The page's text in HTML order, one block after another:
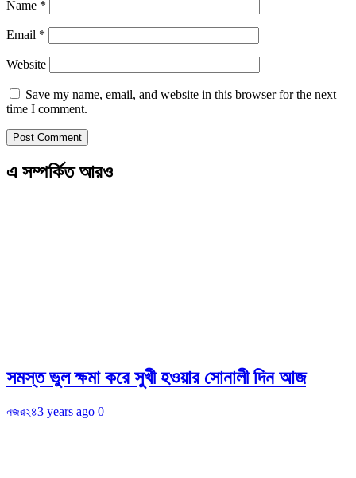
Name *
Email *
Website
Save my name, email, and website in this browser for the next
time I comment.
এ সম্পর্কিত আরও
সমস্ত ভুল ক্ষমা করে সুখী হওয়ার সোনালী দিন আজ
নজর২৪3 years ago 0